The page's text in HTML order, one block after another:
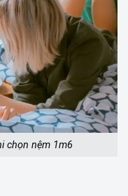
chọn nệm 1m6